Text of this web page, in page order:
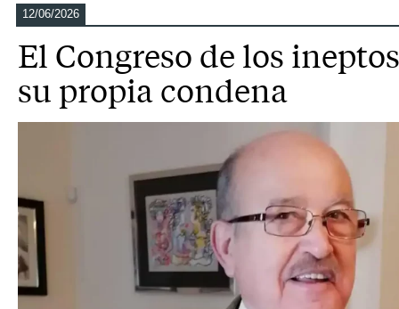
12/06/2026
El Congreso de los
su propia condena